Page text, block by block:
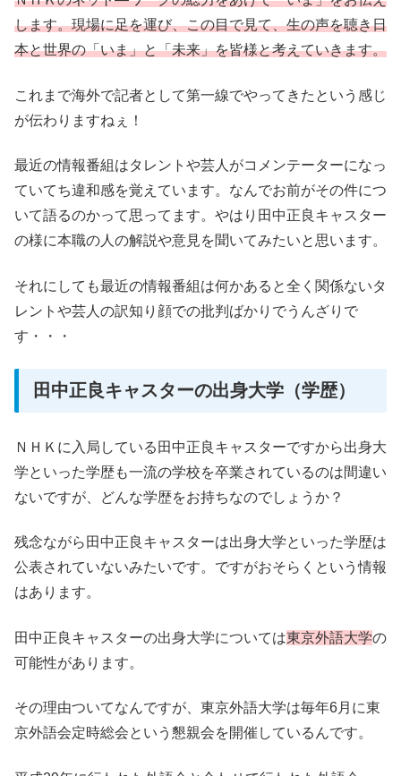
します。現場に足を運び、この目で見て、生の声を聴き日
本と世界の「いま」と「未来」を皆様と考えていきます。
これまで海外で記者として第一線でやってきたという感じ
が伝わりますねぇ！
最近の情報番組はタレントや芸人がコメンテーターになっ
ていてち違和感を覚えています。なんでお前がその件につ
いて語るのかって思ってます。やはり田中正良キャスター
の様に本職の人の解説や意見を聞いてみたいと思います。
それにしても最近の情報番組は何かあると全く関係ないタ
レントや芸人の訳知り顔での批判ばかりでうんざりで
す・・・
田中正良キャスターの出身大学（学歴）
ＮＨＫに入局している田中正良キャスターですから出身大
学といった学歴も一流の学校を卒業されているのは間違い
ないですが、どんな学歴をお持ちなのでしょうか？
残念ながら田中正良キャスターは出身大学といった学歴は
公表されていないみたいです。ですがおそらくという情報
はあります。
田中正良キャスターの出身大学については東京外語大学の
可能性があります。
その理由ついてなんですが、東京外語大学は毎年6月に東
京外語会定時総会という懇親会を開催しているんです。